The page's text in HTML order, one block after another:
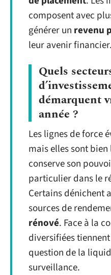
composent avec
générer un revenu
leur avenir financier.
Quels
démarquent
année ?
Les lignes de force
mais elles sont bien
conserve son
particulier dans le
Certains dénichent
sources de
rénové. Face à la
diversifiées
question de la
surveillance.